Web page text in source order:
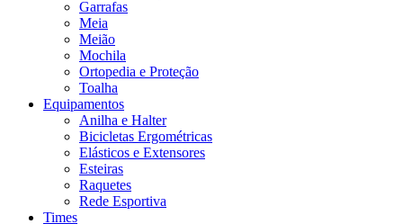
Garrafas
Meia
Meião
Mochila
Ortopedia e Proteção
Toalha
Equipamentos
Anilha e Halter
Bicicletas Ergométricas
Elásticos e Extensores
Esteiras
Raquetes
Rede Esportiva
Times